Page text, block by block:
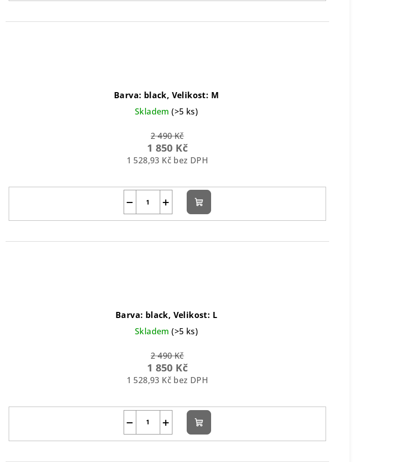
Barva: black, Velikost: M
Skladem(>5 ks)
2 490 Kč
1 850 Kč
1 528,93 Kč bez DPH
+
− Do
košíku
Barva: black, Velikost: L
Skladem(>5 ks)
2 490 Kč
1 850 Kč
1 528,93 Kč bez DPH
+
− Do
košíku